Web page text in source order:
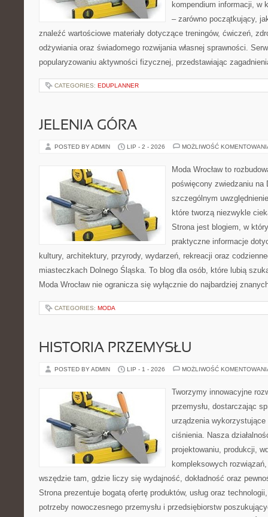
kompendium informacji, w
– zarówno początkujący,
znaleźć wartościowe materiały dotyczące treningów, ćwiczeń,
odżywiania oraz świadomego rozwijania własnej sprawności.
popularyzowaniu aktywności fizycznej, przedstawiając
CATEGORIES: EDUPLANNER
JELENIA GÓRA
POSTED BY ADMIN LIP - 2 - 2026 MOŻLIWOŚĆ
Moda Wrocław to
poświęcony zwiedzaniu na
szczególnym
które tworzą niezwykle
Strona jest blogiem, w
praktyczne informacje
kultury, architektury, przyrody, wydarzeń, rekreacji oraz
miasteczkach Dolnego Śląska. To blog dla osób, które lubią
Moda Wrocław nie ogranicza się wyłącznie do najbardziej
CATEGORIES: MODA
HISTORIA PRZEMYSŁU
POSTED BY ADMIN LIP - 1 - 2026 MOŻLIWOŚĆ
Tworzymy innowacyjne
przemysłu, dostarczając
urządzenia
ciśnienia. Nasza
projektowaniu, produkcji,
kompleksowych
wszędzie tam, gdzie liczy się wydajność, dokładność oraz
Strona prezentuje bogatą ofertę produktów, usług oraz
potrzeby nowoczesnego przemysłu i przedsiębiorstw